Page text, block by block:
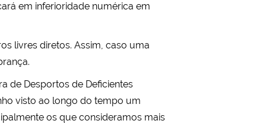
em inferioridade numérica em
livres diretos. Assim, caso uma
de Desportos de Deficientes
visto ao longo do tempo um
os que consideramos mais